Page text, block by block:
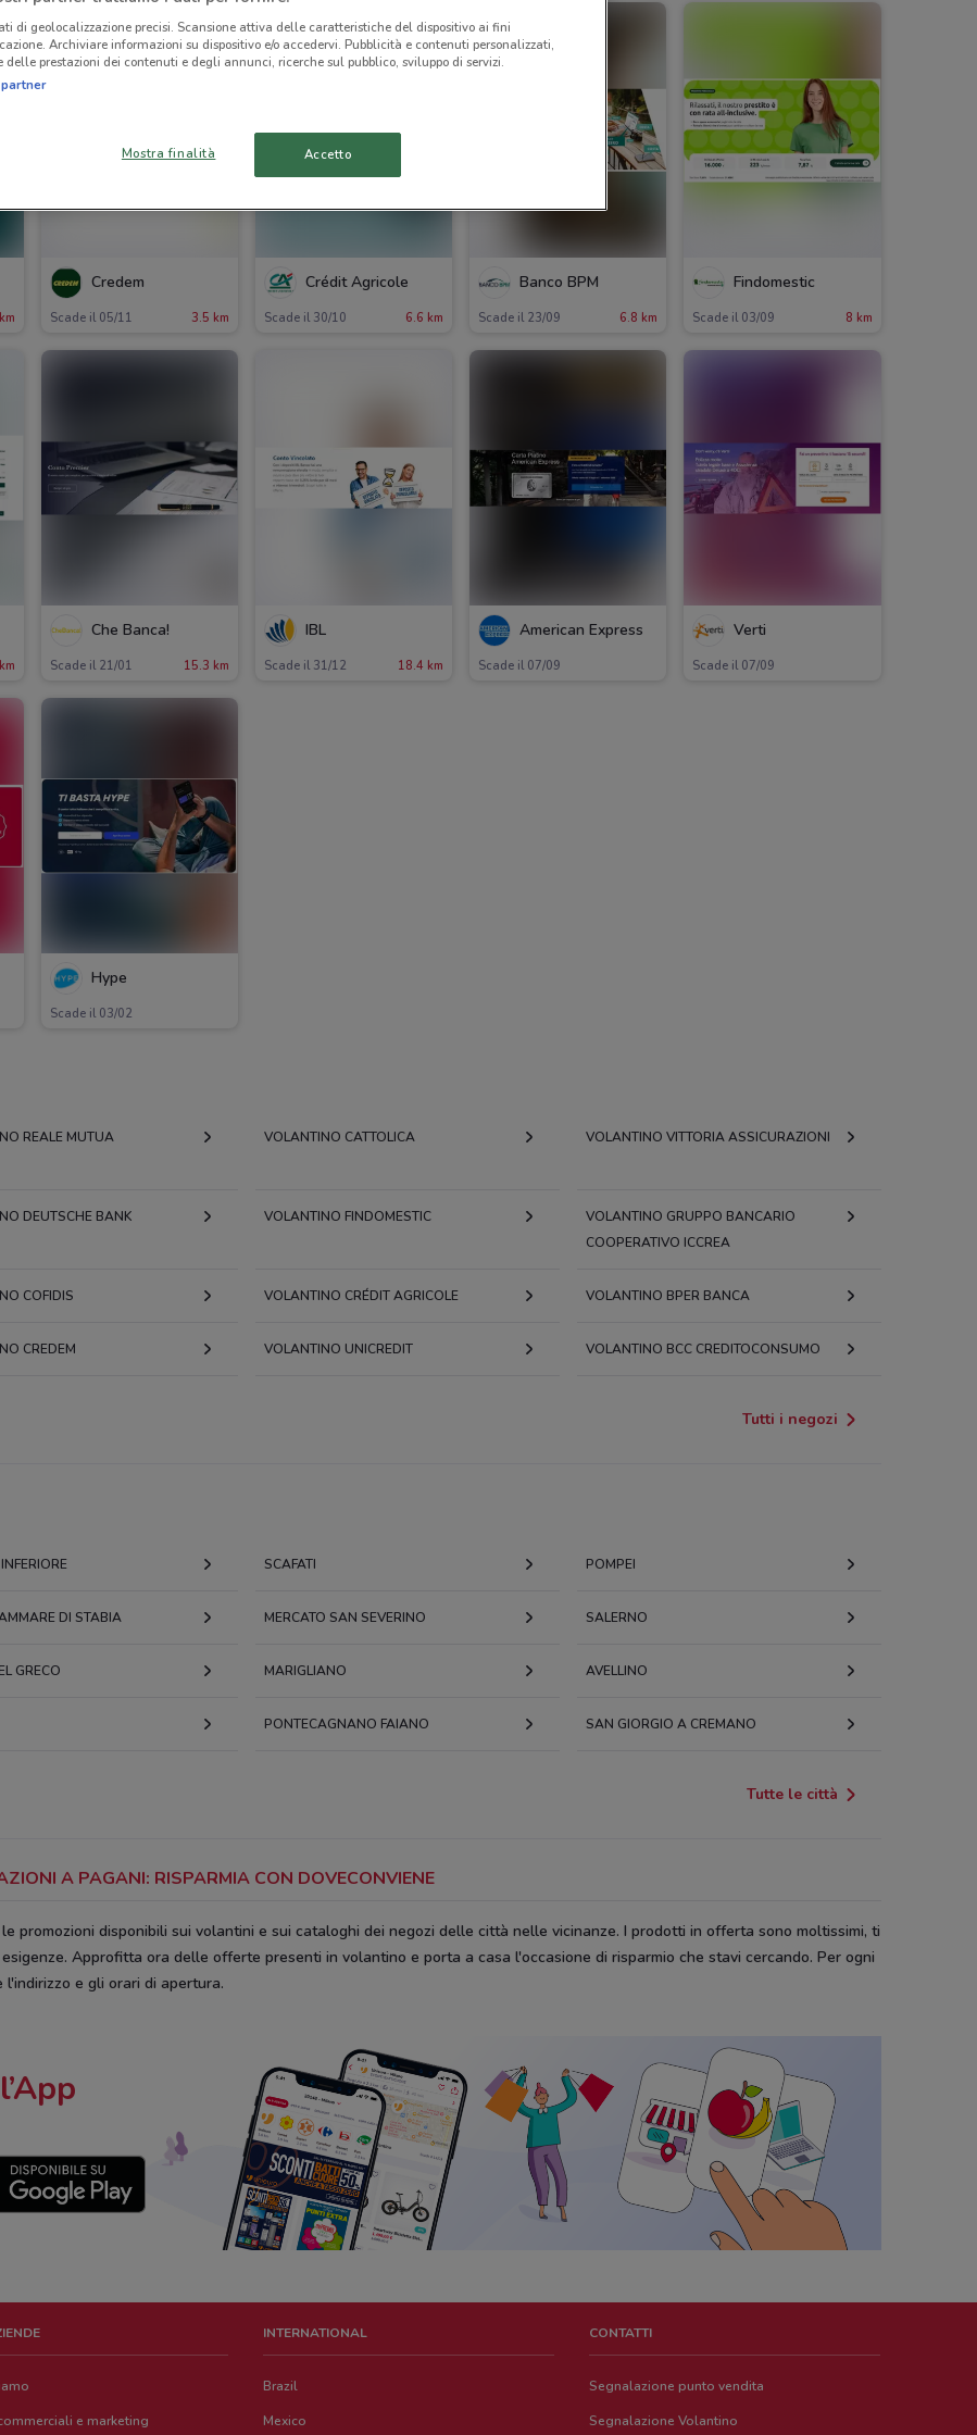
Credem
Scade il 05/11 3.5 km
Crédit Agricole
Scade il 30/10 6.6 km
Banco BPM
Scade il 23/09 6.8 km
Findomestic
Scade il 03/09 8 km
Che Banca!
Scade il 21/01 15.3 km
IBL
Scade il 31/12 18.4 km
American Express
Scade il 07/09
Verti
Scade il 07/09
Hype
Scade il 03/02
REALE MUTUA VOLANTINO CATTOLICA VOLANTINO VITTORIA ASSICURAZIONI
DEUTSCHE BANK VOLANTINO FINDOMESTIC
VOLANTINO GRUPPO BANCARIO
COOPERATIVO ICCREA
COFIDIS VOLANTINO CRÉDIT AGRICOLE VOLANTINO BPER BANCA
CREDEM VOLANTINO UNICREDIT VOLANTINO BCC CREDITOCONSUMO
Tutti i negozi
SCAFATI POMPEI
DI STABIA MERCATO SAN SEVERINO SALERNO
GRECO MARIGLIANO AVELLINO
PONTECAGNANO FAIANO SAN GIORGIO A CREMANO
Tutte le città
A PAGANI: RISPARMIA CON DOVECONVIENE
promozioni disponibili sui volantini e sui cataloghi dei negozi delle città nelle vicinanze. I prodotti in offerta sono moltissimi, ti
Approfitta ora delle offerte presenti in volantino e porta a casa l'occasione di risparmio che stavi cercando. Per ogni
e gli orari di apertura.
e marketing
INTERNATIONAL
Brazil
Mexico
CONTATTI
Segnalazione punto vendita
Segnalazione Volantino
di geolocalizzazione precisi. Scansione attiva delle caratteristiche del dispositivo ai fini
Archiviare informazioni su dispositivo e/o accedervi. Pubblicità e contenuti personalizzati,
delle prestazioni dei contenuti e degli annunci, ricerche sul pubblico, sviluppo di servizi.
Mostra finalità Accetto